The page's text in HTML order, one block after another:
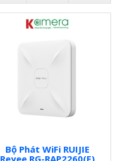
Bộ Phát WiFi RUIJIE
Reyee RG-RAP2260(E)